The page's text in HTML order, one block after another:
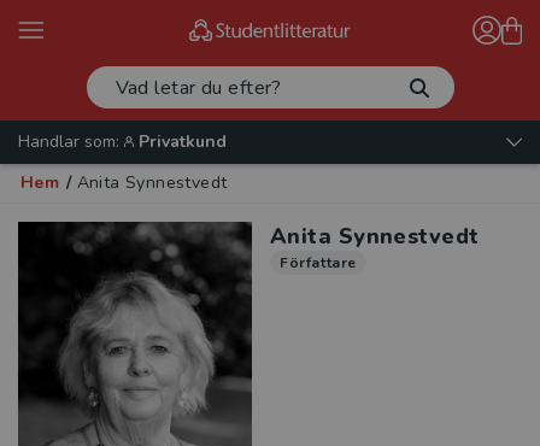
Handlar som:
Privatkund
Hem / Anita Synnestvedt
Anita Synnestvedt
Författare